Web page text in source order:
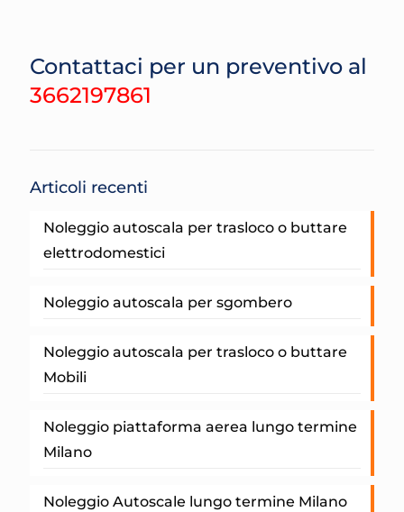
Contattaci per un preventivo al
3662197861
Articoli recenti
Noleggio autoscala per trasloco o buttare
elettrodomestici
Noleggio autoscala per sgombero
Noleggio autoscala per trasloco o buttare
Mobili
Noleggio piattaforma aerea lungo termine
Milano
Noleggio Autoscale lungo termine Milano